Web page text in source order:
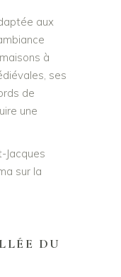
aux
à
ses
de
une
Jacques
sur la
DU